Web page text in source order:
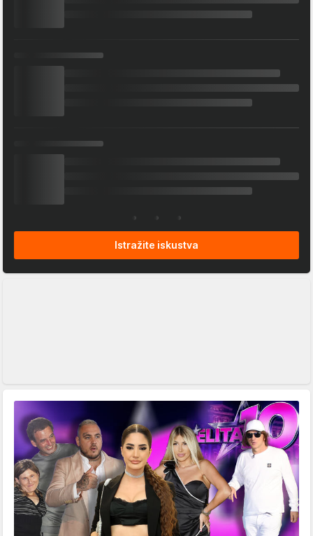
Istražite iskustva